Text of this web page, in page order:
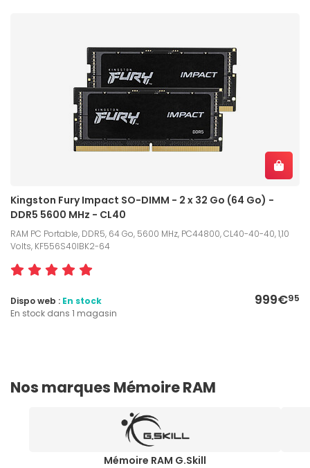
Kingston Fury Impact SO-DIMM - 2 x 32 Go (64 Go) -
DDR5 5600 MHz - CL40
RAM PC Portable, DDR5, 64 Go, 5600 MHz, PC44800, CL40-40-40, 1,10
Volts, KF556S40IBK2-64
999€95
Dispo web : En stock
En stock dans 1 magasin
Nos marques Mémoire RAM
Mémoire RAM G.Skill